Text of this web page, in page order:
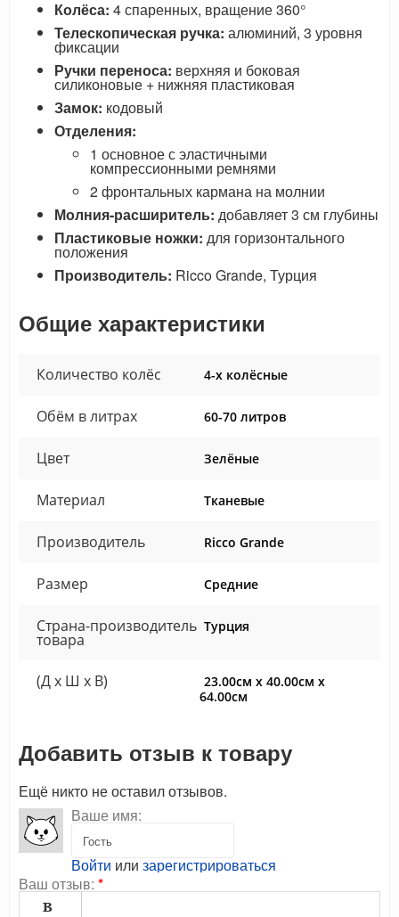
Колёса: 4 спаренных, вращение 360°
Телескопическая ручка: алюминий, 3 уровня
фиксации
Ручки переноса: верхняя и боковая
силиконовые + нижняя пластиковая
Замок: кодовый
Отделения:
1 основное с эластичными
компрессионными ремнями
2 фронтальных кармана на молнии
Молния-расширитель: добавляет 3 см глубины
Пластиковые ножки: для горизонтального
положения
Производитель: Ricco Grande, Турция
Общие характеристики
Количество колёс 4-х колёсные
Обём в литрах 60-70 литров
Цвет Зелёные
Материал Тканевые
Производитель Ricco Grande
Размер Средние
Страна-производитель
товара
Турция
(Д x Ш x В)
23.00см x 40.00см x
64.00см
Добавить отзыв к товару
Ещё никто не оставил отзывов.
Ваше имя:
Войти или зарегистрироваться
Ваш отзыв: *
